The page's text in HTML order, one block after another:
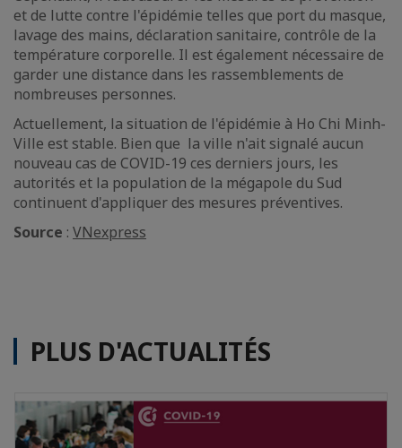
et de lutte contre l'épidémie telles que port du masque,
lavage des mains, déclaration sanitaire, contrôle de la
température corporelle. Il est également nécessaire de
garder une distance dans les rassemblements de
nombreuses personnes.
Actuellement, la situation de l'épidémie à Ho Chi Minh-
Ville est stable. Bien que la ville n'ait signalé aucun
nouveau cas de COVID-19 ces derniers jours, les
autorités et la population de la mégapole du Sud
continuent d'appliquer des mesures préventives.
Source : VNexpress
PLUS D'ACTUALITÉS